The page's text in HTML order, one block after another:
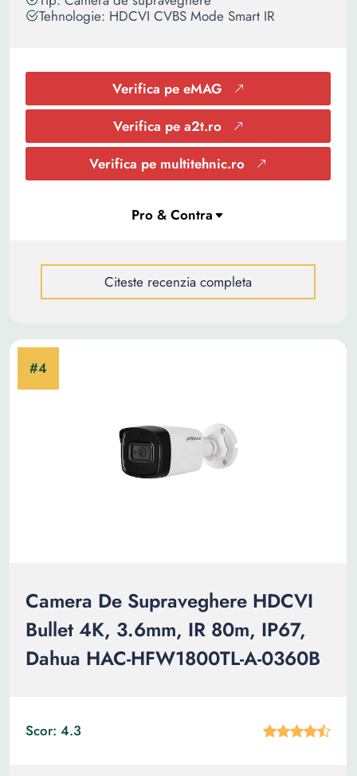
Tehnologie: HDCVI CVBS Mode Smart IR
Verifica pe eMAG
Verifica pe a2t.ro
Verifica pe multitehnic.ro
Citeste recenzia completa
Camera De Supraveghere HDCVI
Bullet 4K, 3.6mm, IR 80m, IP67,
Dahua HAC-HFW1800TL-A-0360B
Scor: 4.3